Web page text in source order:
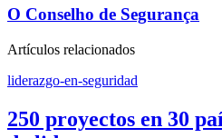
O Conselho de Segurança
Artículos relacionados
liderazgo-en-seguridad
250 proyectos en 30